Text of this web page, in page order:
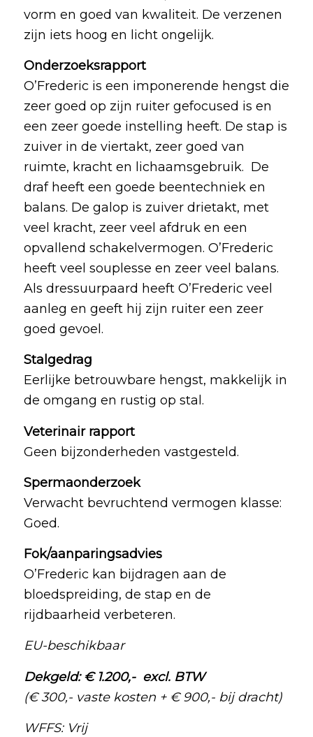
vorm en goed van kwaliteit. De verzenen
zijn iets hoog en licht ongelijk.
Onderzoeksrapport
O’Frederic is een imponerende hengst die
zeer goed op zijn ruiter gefocused is en
een zeer goede instelling heeft. De stap is
zuiver in de viertakt, zeer goed van
ruimte, kracht en lichaamsgebruik. De
draf heeft een goede beentechniek en
balans. De galop is zuiver drietakt, met
veel kracht, zeer veel afdruk en een
opvallend schakelvermogen. O’Frederic
heeft veel souplesse en zeer veel balans.
Als dressuurpaard heeft O’Frederic veel
aanleg en geeft hij zijn ruiter een zeer
goed gevoel.
Stalgedrag
Eerlijke betrouwbare hengst, makkelijk in
de omgang en rustig op stal.
Veterinair rapport
Geen bijzonderheden vastgesteld.
Spermaonderzoek
Verwacht bevruchtend vermogen klasse:
Goed.
Fok/aanparingsadvies
O’Frederic kan bijdragen aan de
bloedspreiding, de stap en de
rijdbaarheid verbeteren.
EU-beschikbaar
Dekgeld: € 1.200,- excl. BTW
(€ 300,- vaste kosten + € 900,- bij dracht)
WFFS: Vrij